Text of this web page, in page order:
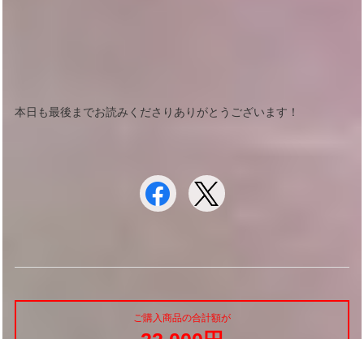
本日も最後までお読みくださりありがとうございます！
ご購入商品の合計額が